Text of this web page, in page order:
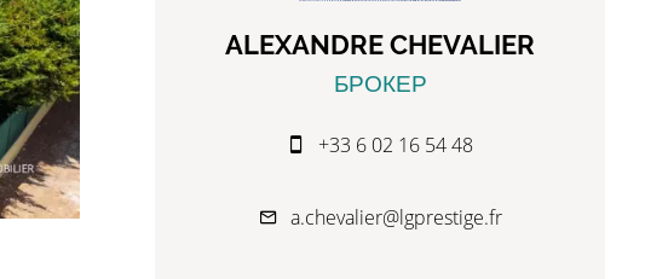
ALEXANDRE CHEVALIER
БРОКЕР
+33 6 02 16 54 48
a.chevalier@lgprestige.fr